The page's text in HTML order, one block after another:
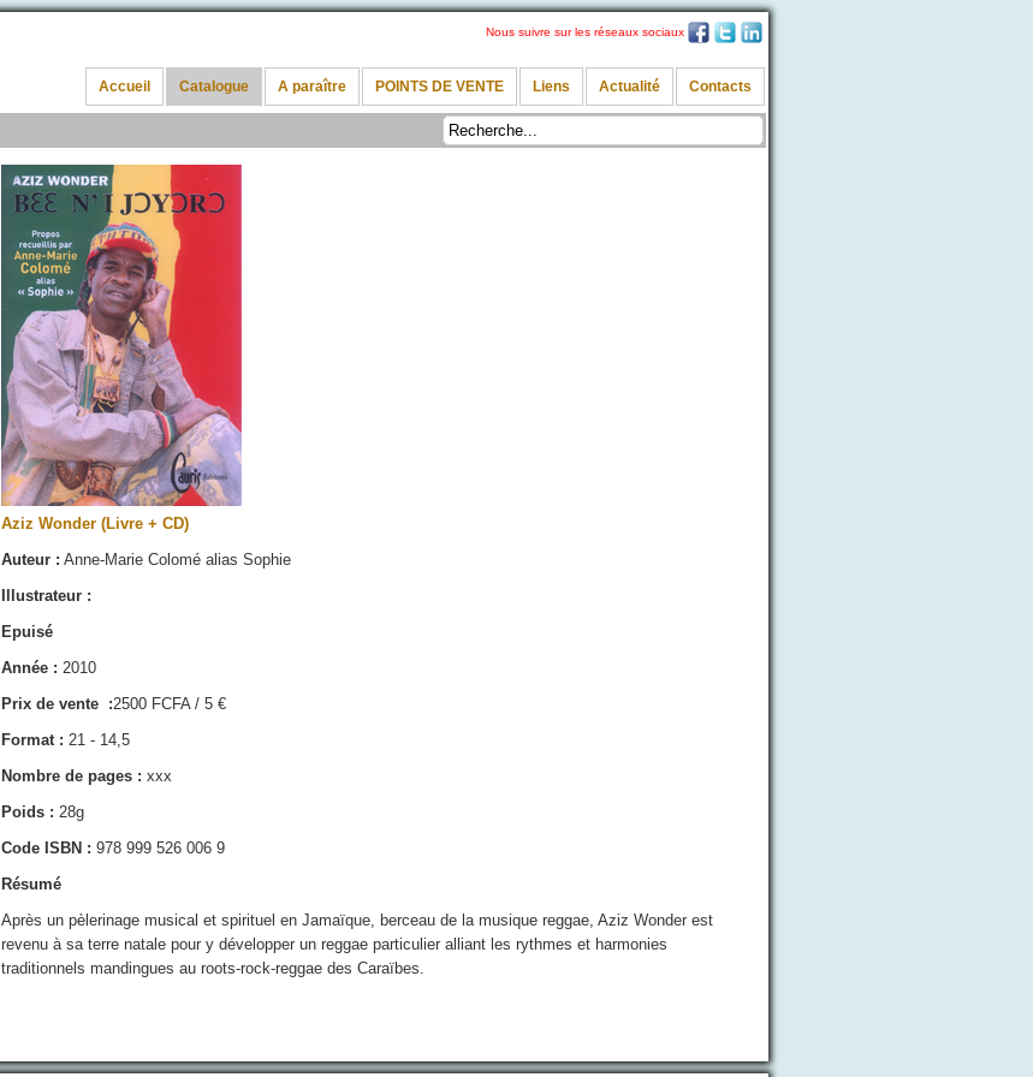
Nous suivre sur les réseaux sociaux
Accueil Catalogue A paraître POINTS DE VENTE Liens Actualité Contacts
Aziz Wonder (Livre + CD)
Auteur : Anne-Marie Colomé alias Sophie
Illustrateur :
Epuisé
Année : 2010
Prix de vente :2500 FCFA / 5 €
Format : 21 - 14,5
Nombre de pages : xxx
Poids : 28g
Code ISBN : 978 999 526 006 9
Résumé
Après un pèlerinage musical et spirituel en Jamaïque, berceau de la musique reggae, Aziz Wonder est
revenu à sa terre natale pour y développer un reggae particulier alliant les rythmes et harmonies
traditionnels mandingues au roots-rock-reggae des Caraïbes.